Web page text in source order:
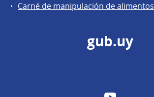
Carné de manipulación de alimentos
gub.uy